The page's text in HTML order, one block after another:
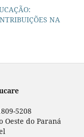
NA
5208
Oeste do Paraná